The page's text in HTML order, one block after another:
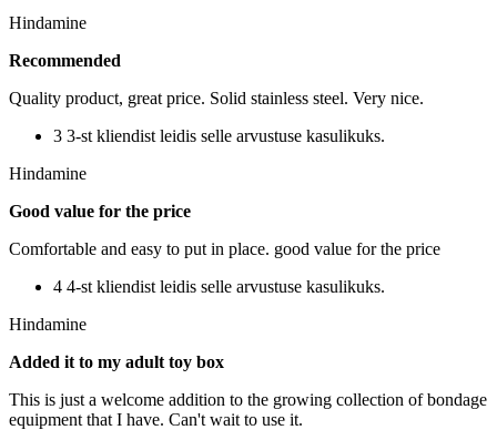
Hindamine
Recommended
Quality product, great price. Solid stainless steel. Very nice.
3 3-st kliendist leidis selle arvustuse kasulikuks.
Hindamine
Good value for the price
Comfortable and easy to put in place. good value for the price
4 4-st kliendist leidis selle arvustuse kasulikuks.
Hindamine
Added it to my adult toy box
This is just a welcome addition to the growing collection of bondage
equipment that I have. Can't wait to use it.